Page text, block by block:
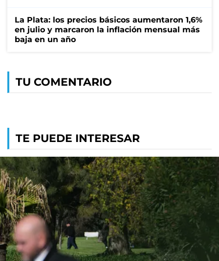
La Plata: los precios básicos aumentaron 1,6%
en julio y marcaron la inflación mensual más
baja en un año
TU COMENTARIO
TE PUEDE INTERESAR